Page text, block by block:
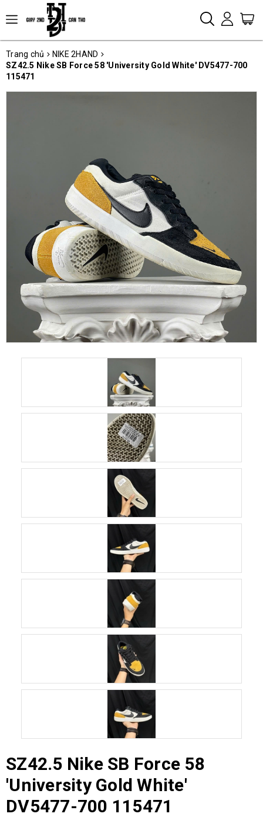
Trang chủ
NIKE 2HAND
SZ42.5 Nike SB Force 58 'University Gold White' DV5477-700
115471
SZ42.5 Nike SB Force 58
'University Gold White'
DV5477-700 115471